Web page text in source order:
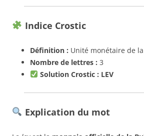
Indice Crostic
Définition : Unité monétaire de
Nombre de lettres : 3
Solution Crostic : LEV
Explication du mot